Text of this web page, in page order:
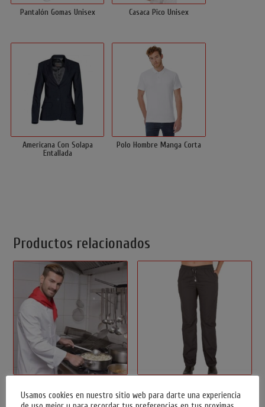
Pantalón Gomas Unisex Casaca Pico Unisex
Americana Con Solapa
Entallada
Polo Hombre Manga Corta
Productos relacionados
Usamos cookies en nuestro sitio web para darte una experiencia